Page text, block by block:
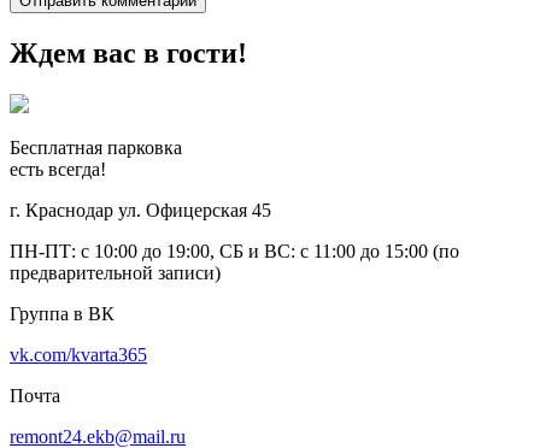
Ждем вас в гости!
Бесплатная парковка
есть всегда!
г. Краснодар ул. Офицерская 45
ПН-ПТ: с 10:00 до 19:00, СБ и ВС: с 11:00 до 15:00 (по
предварительной записи)
Группа в ВК
vk.com/kvarta365
Почта
remont24.ekb@mail.ru